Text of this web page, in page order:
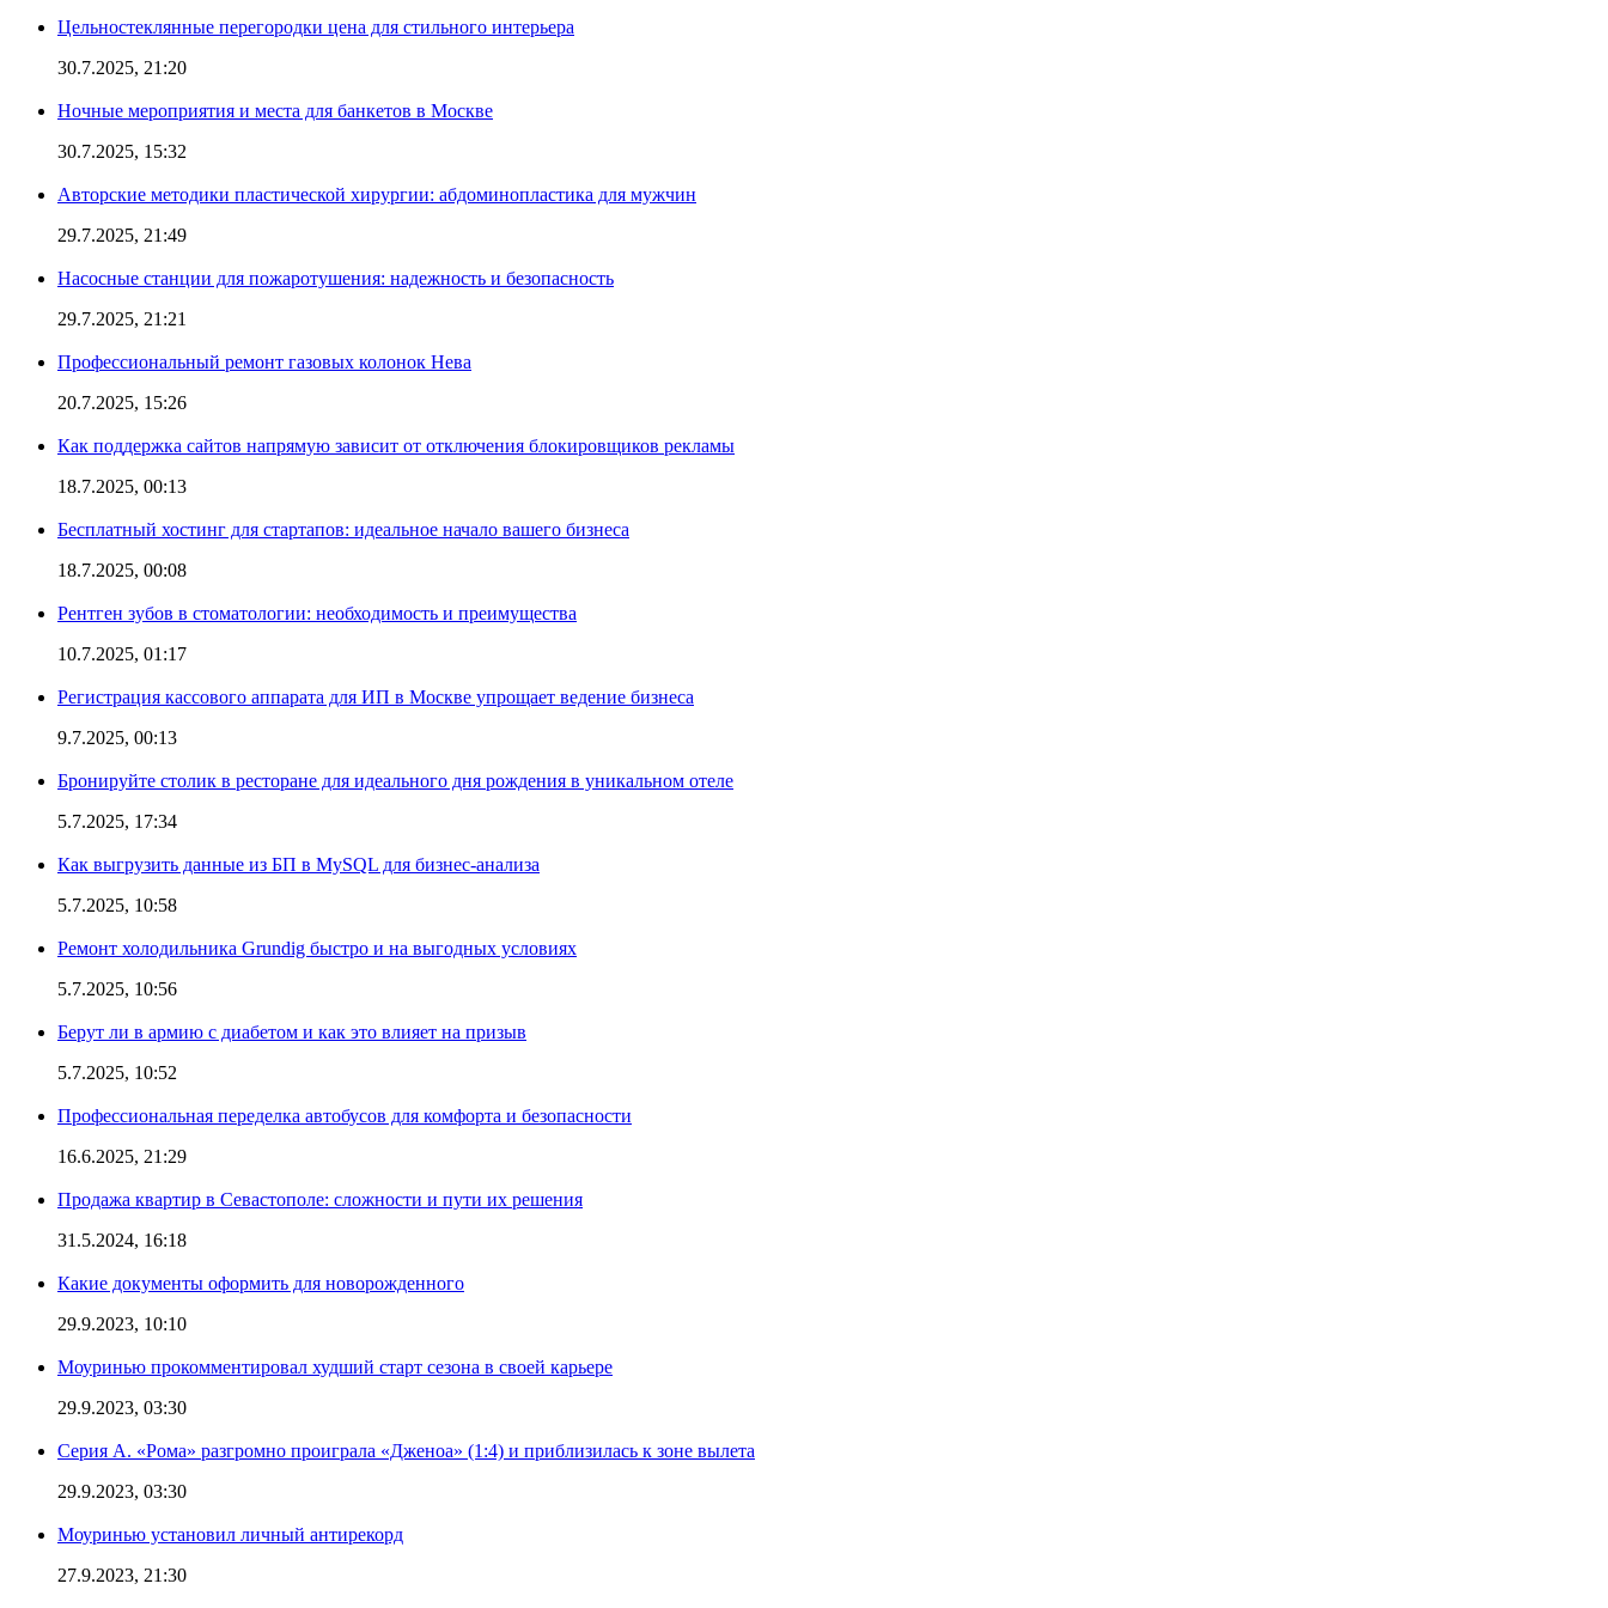
Цельностеклянные перегородки цена для стильного интерьера
30.7.2025, 21:20
Ночные мероприятия и места для банкетов в Москве
30.7.2025, 15:32
Авторские методики пластической хирургии: абдоминопластика для мужчин
29.7.2025, 21:49
Насосные станции для пожаротушения: надежность и безопасность
29.7.2025, 21:21
Профессиональный ремонт газовых колонок Нева
20.7.2025, 15:26
Как поддержка сайтов напрямую зависит от отключения блокировщиков рекламы
18.7.2025, 00:13
Бесплатный хостинг для стартапов: идеальное начало вашего бизнеса
18.7.2025, 00:08
Рентген зубов в стоматологии: необходимость и преимущества
10.7.2025, 01:17
Регистрация кассового аппарата для ИП в Москве упрощает ведение бизнеса
9.7.2025, 00:13
Бронируйте столик в ресторане для идеального дня рождения в уникальном отеле
5.7.2025, 17:34
Как выгрузить данные из БП в MySQL для бизнес-анализа
5.7.2025, 10:58
Ремонт холодильника Grundig быстро и на выгодных условиях
5.7.2025, 10:56
Берут ли в армию с диабетом и как это влияет на призыв
5.7.2025, 10:52
Профессиональная переделка автобусов для комфорта и безопасности
16.6.2025, 21:29
Продажа квартир в Севастополе: сложности и пути их решения
31.5.2024, 16:18
Какие документы оформить для новорожденного
29.9.2023, 10:10
Моуринью прокомментировал худший старт сезона в своей карьере
29.9.2023, 03:30
Серия А. «Рома» разгромно проиграла «Дженоа» (1:4) и приблизилась к зоне вылета
29.9.2023, 03:30
Моуринью установил личный антирекорд
27.9.2023, 21:30